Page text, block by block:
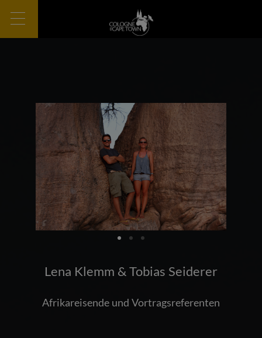
Lena Klemm & Tobias Seiderer
Afrikareisende und Vortragsreferenten